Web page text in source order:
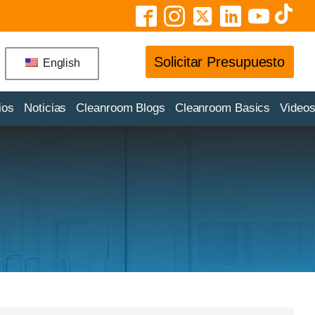
English Solicitar Presupuesto
Noticias Cleanroom Blogs Cleanroom Basics Videos